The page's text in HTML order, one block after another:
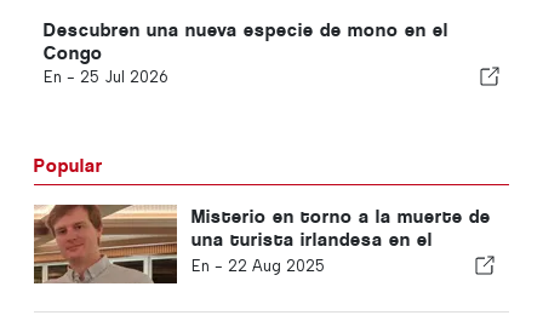
Descubren una nueva especie de mono en el
Congo
En - 25 Jul 2026
Popular
Misterio en torno a la muerte de
una turista irlandesa en el
Algarve
En - 22 Aug 2025